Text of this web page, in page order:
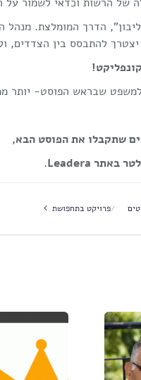
הדרך המומלצת.
להתבסס בין הצדדים,
שבראש הפוסט- יותר
שתקבלו את הפוסט הבא,
באתר Leadera
.
פרויקט בתחפושת